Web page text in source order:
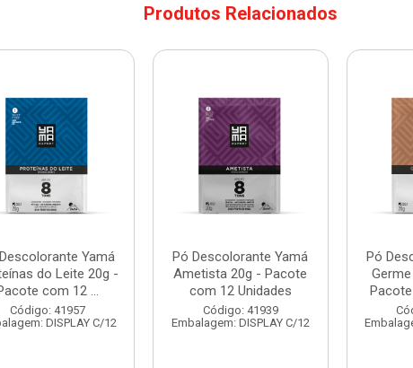
Produtos Relacionados
Yamá
do Leite 20g -
com 12 ...
Código: 41957
DISPLAY C/12
Pó Descolorante Yamá
Ametista 20g - Pacote
com 12 Unidades
Código: 41939
Embalagem: DISPLAY C/12
Pó